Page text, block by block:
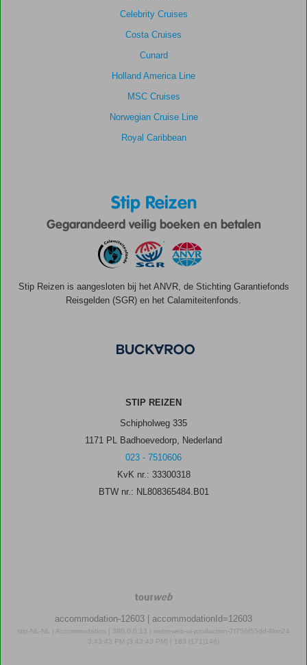
Celebrity Cruises
Costa Cruises
Cunard
Holland America Line
MSC Cruises
Norwegian Cruise Line
Royal Caribbean
Stip Reizen
Gegarandeerd veilig boeken en betalen
Stip Reizen is aangesloten bij het ANVR, de Stichting Garantiefonds
Reisgelden (SGR) en het Calamiteitenfonds.
STIP REIZEN
Schipholweg 335
1171 PL Badhoevedorp, Nederland
023 - 7510606
KvK nr.: 33300318
BTW nr.: NL808365484.B01
TourWeb
accommodation-12603 | accommodationId=12603
stip-NL-NL | Accommodation | 380.0.0.13 | netm-web-ui-production-7f756f55dd-8km24
3:43:43 PM (3:43:43 PM) | 183 (171|146)